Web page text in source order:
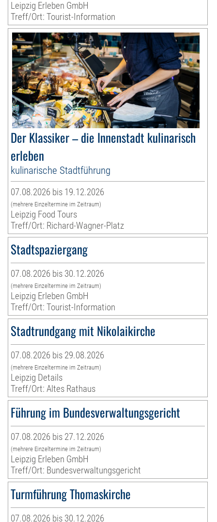
Leipzig Erleben GmbH
Treff/Ort: Tourist-Information
Der Klassiker – die Innenstadt kulinarisch
erleben
kulinarische Stadtführung
07.08.2026 bis 19.12.2026
(mehrere Einzeltermine im Zeitraum)
Leipzig Food Tours
Treff/Ort: Richard-Wagner-Platz
Stadtspaziergang
07.08.2026 bis 30.12.2026
(mehrere Einzeltermine im Zeitraum)
Leipzig Erleben GmbH
Treff/Ort: Tourist-Information
Stadtrundgang mit Nikolaikirche
07.08.2026 bis 29.08.2026
(mehrere Einzeltermine im Zeitraum)
Leipzig Details
Treff/Ort: Altes Rathaus
Führung im Bundesverwaltungsgericht
07.08.2026 bis 27.12.2026
(mehrere Einzeltermine im Zeitraum)
Leipzig Erleben GmbH
Treff/Ort: Bundesverwaltungsgericht
Turmführung Thomaskirche
07.08.2026 bis 30.12.2026